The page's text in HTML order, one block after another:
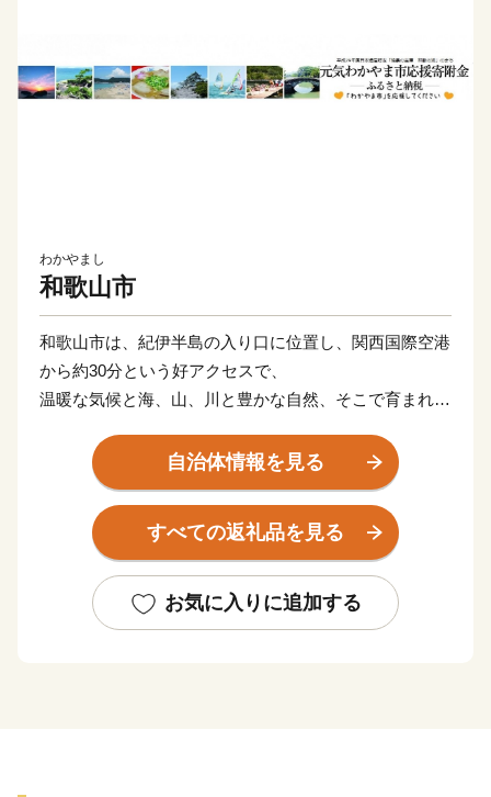
わかやまし
和歌山市
和歌山市は、紀伊半島の入り口に位置し、関西国際空港
から約30分という好アクセスで、
温暖な気候と海、山、川と豊かな自然、そこで育まれる
また、徳川御三家、徳川吉宗の居城・和歌山城や、平成
29年度日本遺産「絶景の宝庫 和歌の浦」が認定される
自治体情報を見る
すべての返礼品を見る
お気に入りに追加する